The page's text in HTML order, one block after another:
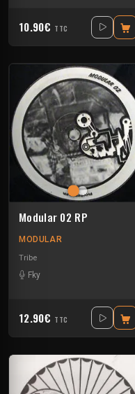
10.90€ TTC
Modular 02 RP
MODULAR
Tribe
Fky
12.90€ TTC